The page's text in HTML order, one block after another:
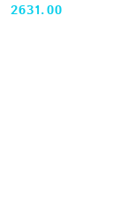
Cena:
2631.00